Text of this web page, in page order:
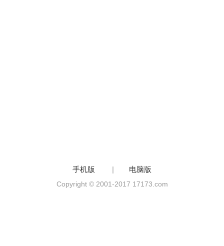
手机版 | 电脑版
Copyright © 2001-2017 17173.com